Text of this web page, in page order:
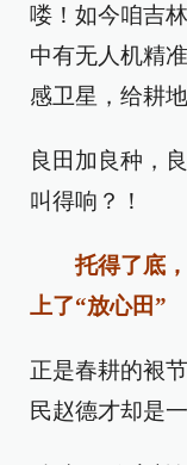
喽！如今咱吉
中有无人机精
感卫星，给耕
良田加良种，
叫得响？！
托得了底
上了“放心田”
正是春耕的裉
民赵德才却是